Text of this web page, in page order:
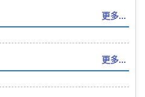
更多...
更多...